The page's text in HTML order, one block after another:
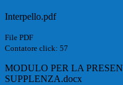
Interpello.pdf
File PDF
Contatore click: 57
MODULO PER LA
SUPPLENZA.docx